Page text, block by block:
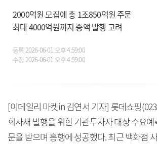
2000억원 모집에 총 1조850억원 주문
최대 4000억원까지 증액 발행 고려
등록2026-06-01 오후 4:59:00
수정 2026-06-01 오후 4:59:00
[이데일리 마켓in 김연서 기자] 롯데쇼핑
회사채 발행을 위한 기관투자자 대상 수요
문을 받으며 흥행에 성공했다. 최근 백화점